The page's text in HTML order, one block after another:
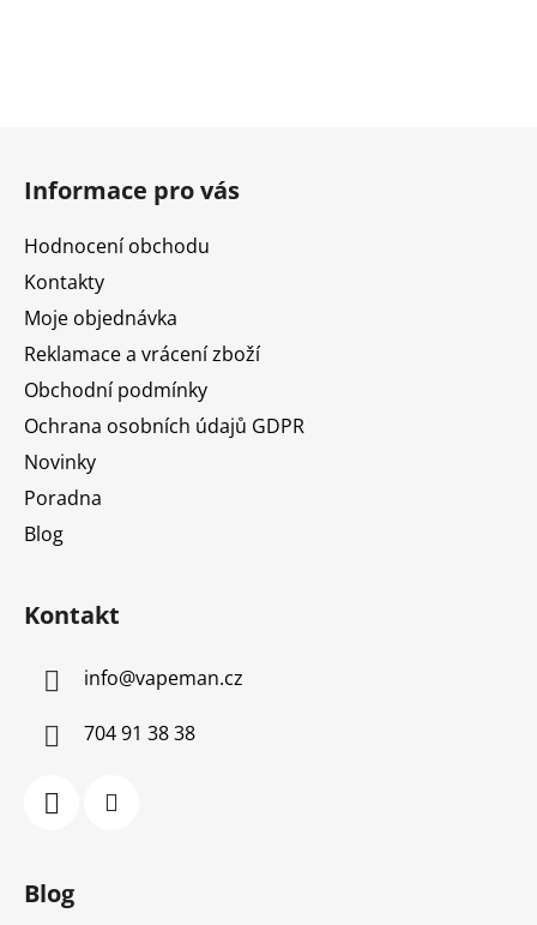
Informace pro vás
Hodnocení obchodu
Kontakty
Moje objednávka
Reklamace a vrácení zboží
Obchodní podmínky
Ochrana osobních údajů GDPR
Novinky
Poradna
Blog
Kontakt
info@vapeman.cz
704 91 38 38
Blog